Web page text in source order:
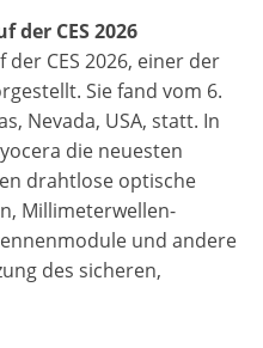
der CES 2026
CES 2026, einer der
Sie fand vom 6.
Nevada, USA, statt. In
die neuesten
drahtlose optische
Millimeterwellen-
und andere
des sicheren,